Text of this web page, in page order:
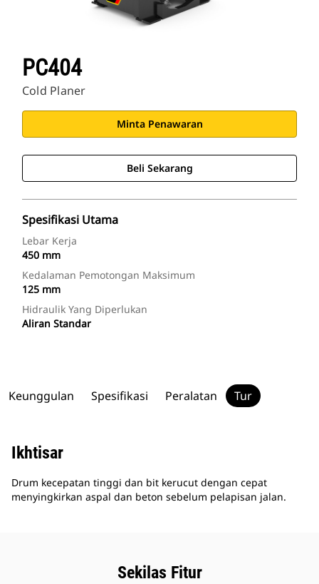
PC404
Cold Planer
Minta Penawaran
Beli Sekarang
Spesifikasi Utama
Lebar Kerja
450 mm
Kedalaman Pemotongan Maksimum
125 mm
Hidraulik Yang Diperlukan
Aliran Standar
Keunggulan Spesifikasi Peralatan Tur
Ikhtisar
Drum kecepatan tinggi dan bit kerucut dengan cepat
menyingkirkan aspal dan beton sebelum pelapisan jalan.
Sekilas Fitur